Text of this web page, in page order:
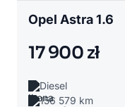
Opel Astra 1.6
17 900 zł
Diesel
156 579 km